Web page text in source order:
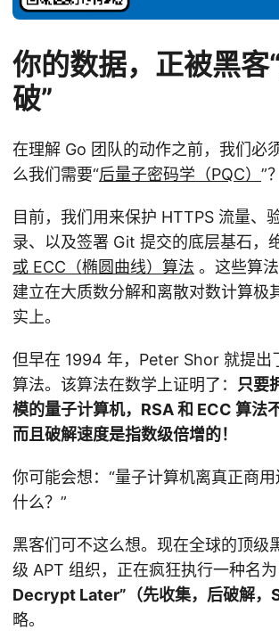
你的数据，正被黑客
破”
在理解 Go 团队的动作之前，我们必
么我们需要“后量子密码学（PQC） ”？
目前，我们用来保护 HTTPS 流量、
录、以及签署 Git 提交的底层基石，
或 ECC（椭圆曲线）算法 。这些算
建立在大质数分解和离散对数计算极
实上。
但早在 1994 年，Peter Shor 就提出
算法。该算法在数学上证明了： 只要
模的量子计算机，RSA 和 ECC 算法
而且破解速度是指数级倍增的！
你可能会想：“量子计算机离真正商
什么？”
黑客们可不这么想。现在全球的顶级
级 APT 组织，正在疯狂执行一种名为
Decrypt Later”（先收集，后破解，
略。